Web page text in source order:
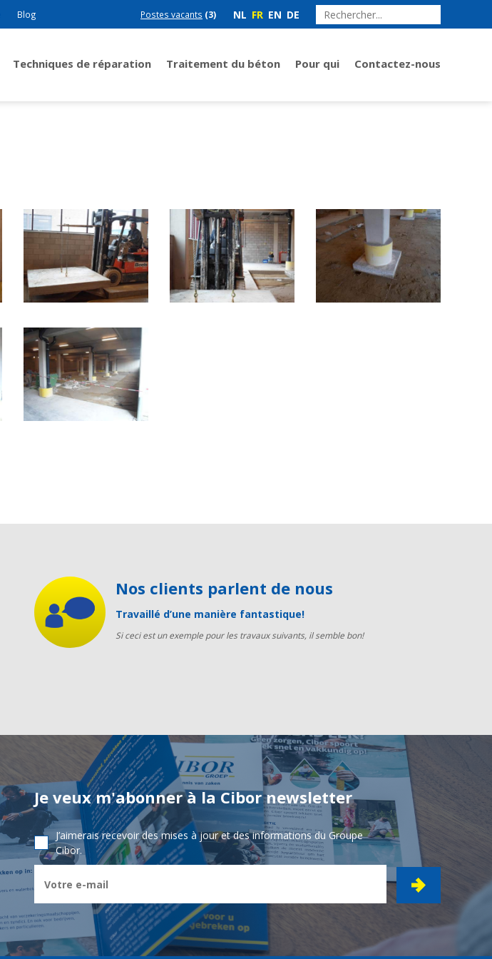
Blog Postes vacants (3) NL FR EN DE
Techniques de réparation Traitement du béton Pour qui Contactez-nous
Nos clients parlent de nous
Travaillé d’une manière fantastique!
Si ceci est un exemple pour les travaux suivants, il semble bon!
Je veux m'abonner à la Cibor newsletter
J’aimerais recevoir des mises à jour et des informations du Groupe
Cibor.